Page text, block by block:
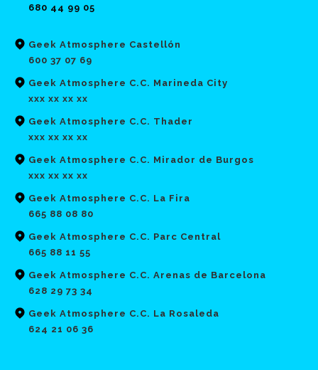
680 44 99 05
Geek Atmosphere Castellón
600 37 07 69
Geek Atmosphere C.C. Marineda City
xxx xx xx xx
Geek Atmosphere C.C. Thader
xxx xx xx xx
Geek Atmosphere C.C. Mirador de Burgos
xxx xx xx xx
Geek Atmosphere C.C. La Fira
665 88 08 80
Geek Atmosphere C.C. Parc Central
665 88 11 55
Geek Atmosphere C.C. Arenas de Barcelona
628 29 73 34
Geek Atmosphere C.C. La Rosaleda
624 21 06 36